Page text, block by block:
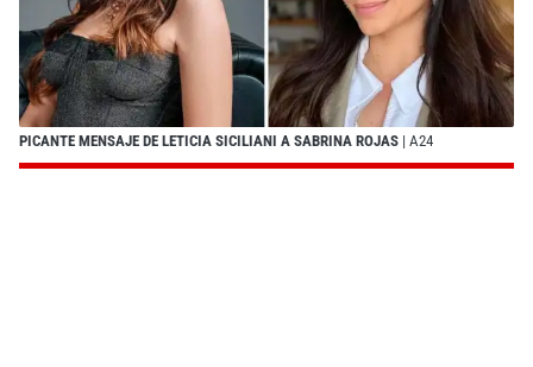
PICANTE MENSAJE DE LETICIA SICILIANI A SABRINA ROJAS | A24